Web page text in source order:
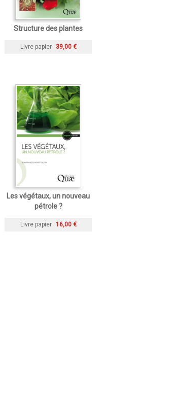
Structure des plantes
Livre papier 39,00 €
Les végétaux, un nouveau
pétrole ?
Livre papier 16,00 €